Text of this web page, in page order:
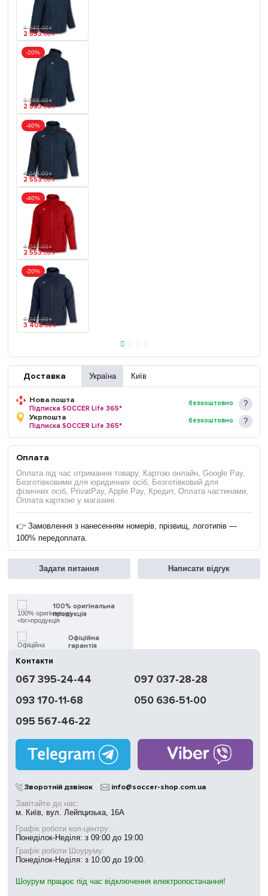
4 243.00 ₴
2 553.00 ₴
-20%
3 188.00 ₴
2 553.00 ₴
-40%
4 243.00 ₴
2 553.00 ₴
-40%
4 243.00 ₴
2 553.00 ₴
-20%
4 243.00 ₴
3 408.00 ₴
Доставка Україна Київ
Нова пошта
Підписка SOCCER Life 365*
безкоштовно
Укрпошта
Підписка SOCCER Life 365*
безкоштовно
Оплата
Оплата під час отримання товару, Картою онлайн, Google Pay,
Безготівковими для юридичних осіб, Безготівковий для
фізичних осіб, PrivatPay, Apple Pay, Кредит, Оплата частинами,
Оплата карткою у магазині.
👉 Замовлення з нанесенням номерів, прізвищ, логотипів —
100% передоплата.
Задати питання Написати відгук
100% оригінальна
продукція
Офіційна
гарантія
доставка
Обмін | Повернення
без вихідних
у Києві
Контакти
067 395-24-44
097 037-28-28
093 170-11-68
050 636-51-00
095 567-46-22
Зворотній дзвінок info@soccer-shop.com.ua
Завітайте до нас:
м. Київ, вул. Лейпцизька, 16А
Графік роботи кол-центру:
Понеділок-Неділя: з 09:00 до 19:00.
Графік роботи Шоуруму:
Понеділок-Неділя: з 10:00 до 19:00.
Шоурум працює під час відключення електропостачання!